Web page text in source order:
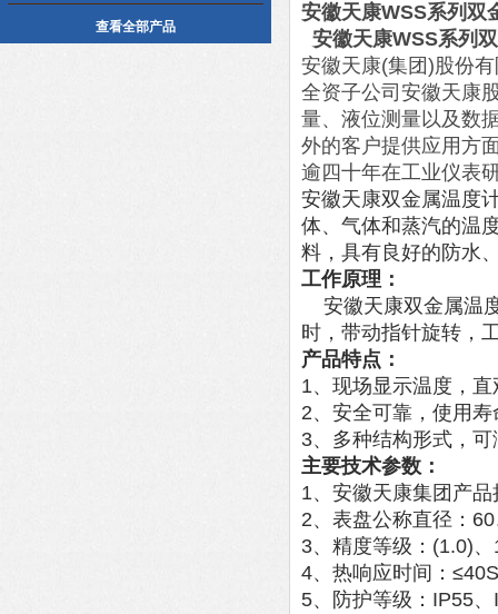
查看全部产品
安徽天康WSS系列双
安徽天康WSS系列
安徽天康(集团)股份
全资子公司安徽天康
量、液位测量以及数
外的客户提供应用方
逾四十年在工业仪表
安徽天康双金属温度
体、气体和蒸汽的温
料，具有良好的防水
工作原理：
安徽天康双金属温
时，带动指针旋转，
产品特点：
1、现场显示温度，
2、安全可靠，使用寿
3、多种结构形式，
主要技术参数：
1、安徽天康集团产
2、表盘公称直径：
3、精度等级：(1.0)、
4、热响应时间：≤40S
5、防护等级：IP55